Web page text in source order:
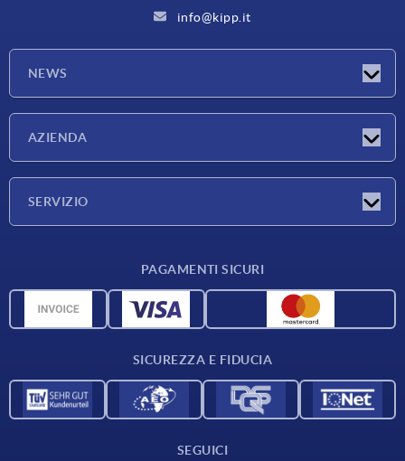
info@kipp.it
NEWS
AZIENDA
SERVIZIO
Dati CAD
PAGAMENTI SICURI
SICUREZZA E FIDUCIA
SEGUICI